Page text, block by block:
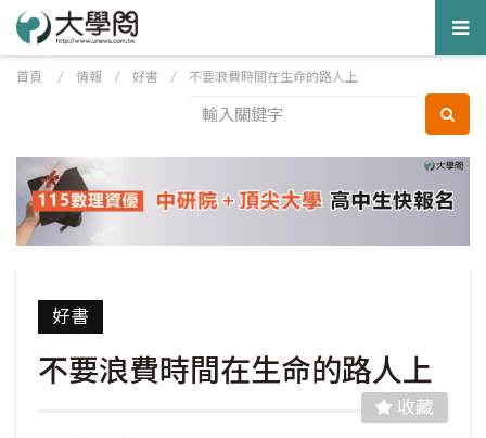
首頁 / 情報 / 好書 / 不要浪費時間在生命的路人上
好書
不要浪費時間在生命的路人上
收藏